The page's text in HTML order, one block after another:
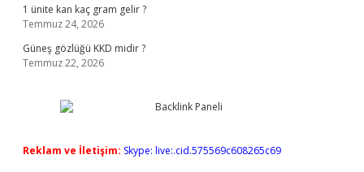
1 ünite kan kaç gram gelir ?
Temmuz 24, 2026
Güneş gözlüğü KKD midir ?
Temmuz 22, 2026
Reklam ve İletişim: Skype: live:.cid.575569c608265c69